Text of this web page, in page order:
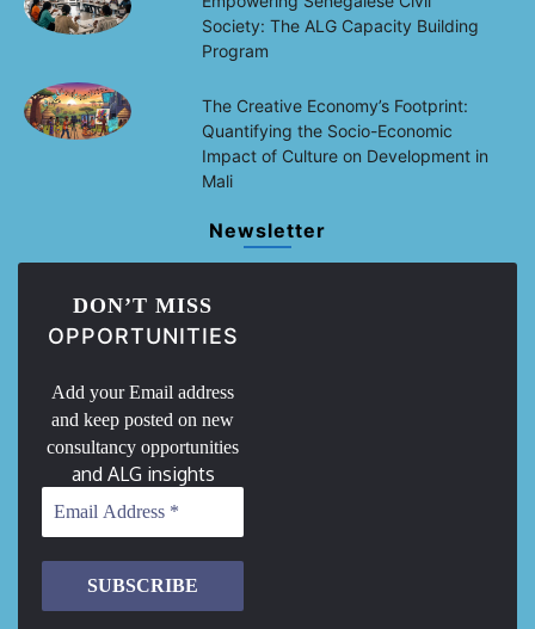
Society: The ALG Capacity Building
Program
The Creative Economy’s Footprint:
Quantifying the Socio-Economic
Impact of Culture on Development in
Mali
Newsletter
DON’T MISS
OPPORTUNITIES
Add your Email address
and keep posted on new
consultancy opportunities
and ALG insights